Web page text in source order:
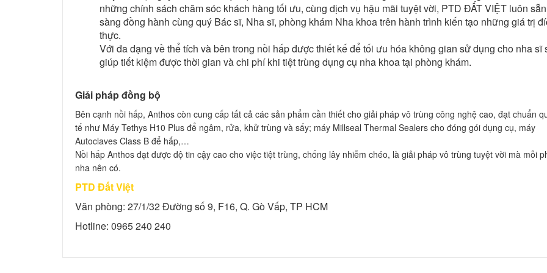
những chính sách chăm sóc khách hàng tối ưu, cùng dịch vụ hậu mãi tuyệt vời, PTD ĐẤT VIỆT luôn sẵn
sàng đồng hành cùng quý Bác sĩ, Nha sĩ, phòng khám Nha khoa trên hành trình kiến tạo những giá trị
thực.
Với đa dạng về thể tích và bên trong nồi hấp được thiết kế để tối ưu hóa không gian sử dụng cho nha sĩ
giúp tiết kiệm được thời gian và chi phí khi tiệt trùng dụng cụ nha khoa tại phòng khám.
Giải pháp đồng bộ
Bên cạnh nồi hấp, Anthos còn cung cấp tất cả các sản phẩm cần thiết cho giải pháp vô trùng công nghệ cao, đạt chuẩn
tế như Máy Tethys H10 Plus để ngâm, rửa, khử trùng và sấy; máy Millseal Thermal Sealers cho đóng gói dụng cụ, máy
Autoclaves Class B để hấp,…
Nồi hấp Anthos đạt được độ tin cậy cao cho việc tiệt trùng, chống lây nhiễm chéo, là giải pháp vô trùng tuyệt vời mà mỗi
nha nên có.
PTD Đất Việt
Văn phòng: 27/1/32 Đường số 9, F16, Q. Gò Vấp, TP HCM
Hotline: 0965 240 240